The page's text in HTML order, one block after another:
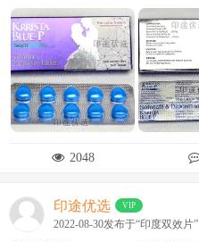
2048
印途优选 VIP
2022-08-30发布于“印度双效片”